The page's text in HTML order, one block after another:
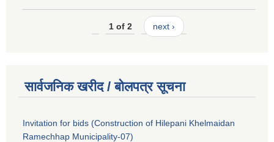
1 of 2 next ›
सार्वजनिक खरीद / बोलपत्र सूचना
Invitation for bids (Construction of Hilepani Khelmaidan
Ramechhap Municipality-07)